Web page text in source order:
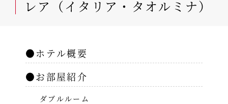
レア（イタリア・タオルミナ）
●ホテル概要
●お部屋紹介
ダブルルーム